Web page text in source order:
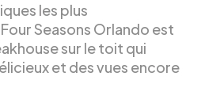
les plus
Seasons Orlando est
sur le toit qui
et des vues encore